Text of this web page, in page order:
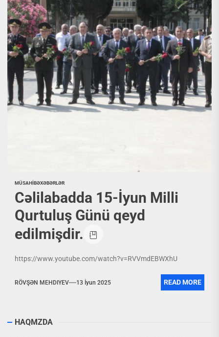
MÜSAHİBƏXƏBƏRLƏR
Cəlilabadda 15-İyun Milli
Qurtuluş Günü qeyd
edilmişdir.
https://www.youtube.com/watch?v=RVVmdEBWXhU
RÖVŞƏN MEHDIYEV 13 İyun 2025 READ MORE
HAQMZDA